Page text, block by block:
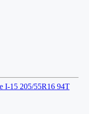
I-15 205/55R16 94T